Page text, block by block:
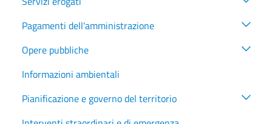
Pagamenti dell'amministrazione
Opere pubbliche
Informazioni ambientali
Pianificazione e governo del territorio